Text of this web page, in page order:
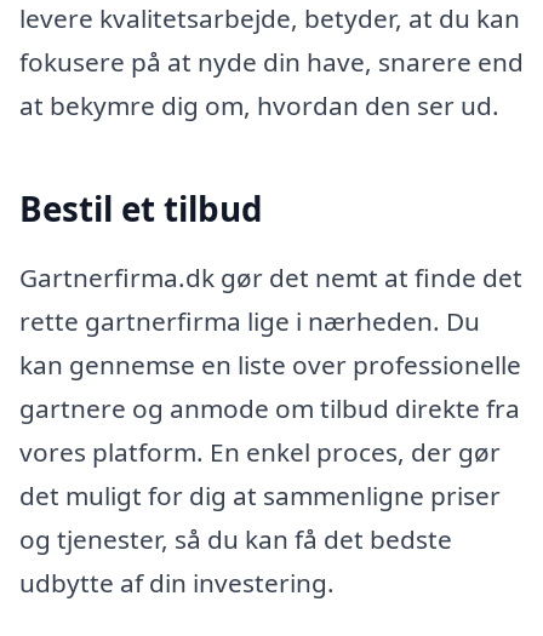
levere kvalitetsarbejde, betyder, at du kan
fokusere på at nyde din have, snarere end
at bekymre dig om, hvordan den ser ud.
Bestil et tilbud
Gartnerfirma.dk gør det nemt at finde det
rette gartnerfirma lige i nærheden. Du
kan gennemse en liste over professionelle
gartnere og anmode om tilbud direkte fra
vores platform. En enkel proces, der gør
det muligt for dig at sammenligne priser
og tjenester, så du kan få det bedste
udbytte af din investering.